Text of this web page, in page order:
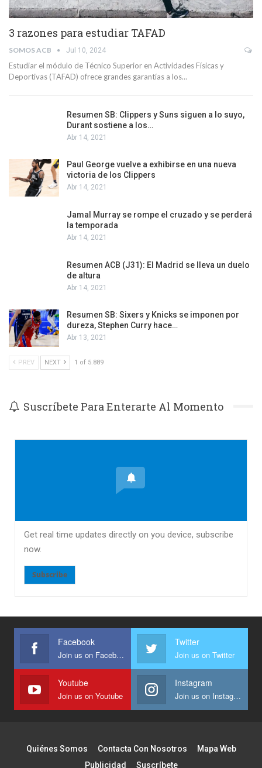
3 razones para estudiar TAFAD
SOMOS ACB Jul 10, 2024
Estudiar el módulo de Técnico Superior en Actividades Físicas y
Deportivas (TAFAD) ofrece grandes garantías a los…
Resumen SB: Clippers y Suns siguen a lo suyo,
Durant sostiene a los…
Abr 14, 2021
Paul George vuelve a exhibirse en una nueva
victoria de los Clippers
Abr 14, 2021
Jamal Murray se rompe el cruzado y se perderá
la temporada
Abr 14, 2021
Resumen ACB (J31): El Madrid se lleva un duelo
de altura
Abr 14, 2021
Resumen SB: Sixers y Knicks se imponen por
dureza, Stephen Curry hace…
Abr 13, 2021
PREV NEXT 1 of 5.889
Suscríbete Para Enterarte Al Momento
Get real time updates directly on you device, subscribe
now.
Subscribe
Facebook
Join us on Facebook
Twitter
Join us on Twitter
Youtube
Join us on Youtube
Instagram
Join us on Instagram
Quiénes Somos Contacta Con Nosotros
Mapa Web
Publicidad
Suscríbete